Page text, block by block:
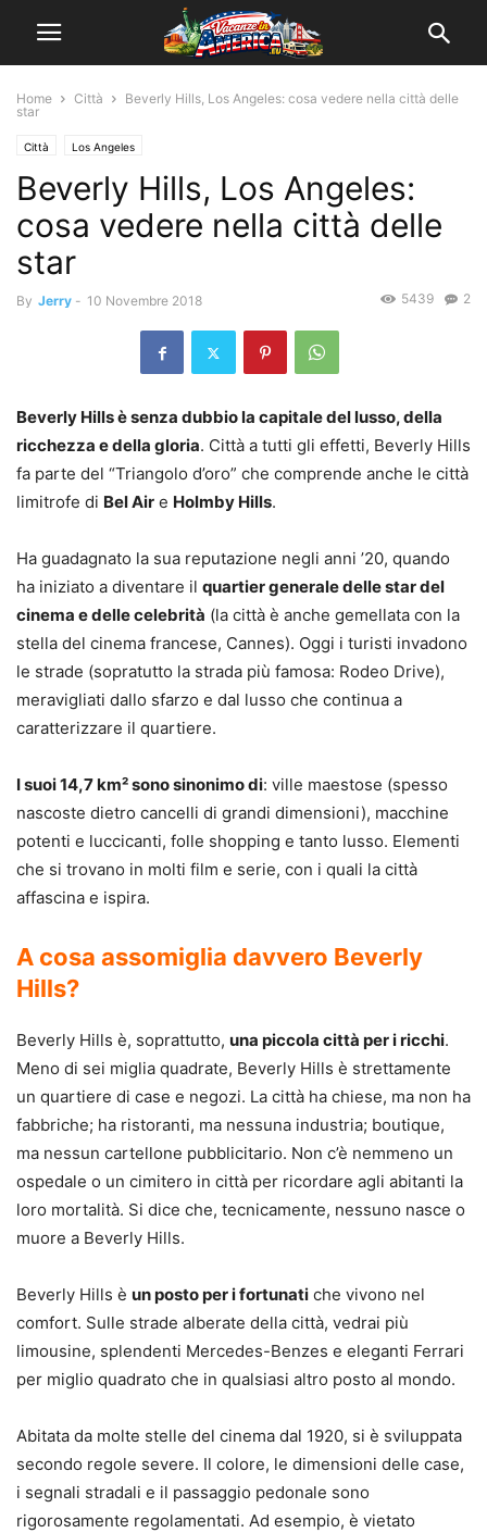
Home Città
Beverly Hills, Los Angeles: cosa vedere nella città delle
star
Città Los Angeles
Beverly Hills, Los Angeles:
cosa vedere nella città delle
star
By Jerry - 10 Novembre 2018 2
5439
Beverly Hills è senza dubbio la capitale del lusso, della
ricchezza e della gloria. Città a tutti gli effetti, Beverly Hills
fa parte del “Triangolo d’oro” che comprende anche le città
limitrofe di Bel Air e Holmby Hills.
Ha guadagnato la sua reputazione negli anni ’20, quando
ha iniziato a diventare il quartier generale delle star del
cinema e delle celebrità (la città è anche gemellata con la
stella del cinema francese, Cannes). Oggi i turisti invadono
le strade (sopratutto la strada più famosa: Rodeo Drive),
meravigliati dallo sfarzo e dal lusso che continua a
caratterizzare il quartiere.
I suoi 14,7 km² sono sinonimo di: ville maestose (spesso
nascoste dietro cancelli di grandi dimensioni), macchine
potenti e luccicanti, folle shopping e tanto lusso. Elementi
che si trovano in molti film e serie, con i quali la città
affascina e ispira.
A cosa assomiglia davvero Beverly
Hills?
Beverly Hills è, soprattutto, una piccola città per i ricchi.
Meno di sei miglia quadrate, Beverly Hills è strettamente
un quartiere di case e negozi. La città ha chiese, ma non ha
fabbriche; ha ristoranti, ma nessuna industria; boutique,
ma nessun cartellone pubblicitario. Non c’è nemmeno un
ospedale o un cimitero in città per ricordare agli abitanti la
loro mortalità. Si dice che, tecnicamente, nessuno nasce o
muore a Beverly Hills.
Beverly Hills è un posto per i fortunati che vivono nel
comfort. Sulle strade alberate della città, vedrai più
limousine, splendenti Mercedes-Benzes e eleganti Ferrari
per miglio quadrato che in qualsiasi altro posto al mondo.
Abitata da molte stelle del cinema dal 1920, si è sviluppata
secondo regole severe. Il colore, le dimensioni delle case,
i segnali stradali e il passaggio pedonale sono
rigorosamente regolamentati. Ad esempio, è vietato